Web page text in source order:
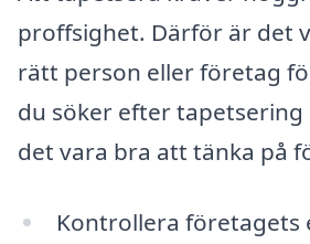
proffsighet. Därför är det
rätt person eller företag
du söker efter tapetsering
det vara bra att tänka på
Kontrollera företagets